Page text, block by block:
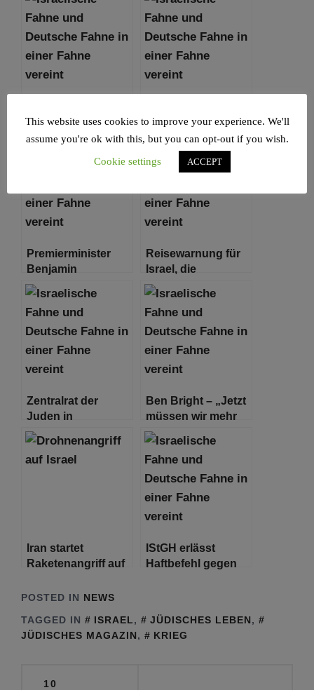
hilflos angesichts
der Ereignisse in
Sie jetzt tun können
verurteilt
„barbarische
Terrorakte in Israel“
Premierminister
Benjamin
Netanjahu trifft US-
Außenminister
Antony Blinken
Reisewarnung für
Israel, die
Palästinensischen
Gebiete und
Libanon
Zentralrat der
Juden in
Deutschland zu
den Äußerungen
des türkischen
Ben Bright – „Jetzt
müssen wir mehr
denn je aufstehen!
Wir schreiben das
Jahr 2023, nicht
1933.“
Iran startet
Raketenangriff auf
IStGH erlässt
Haftbefehl gegen
Kriegsverbrechen
im Gazastreifen
POSTED IN NEWS
TAGGED IN
ISRAEL, JÜDISCHES LEBEN,
JÜDISCHES MAGAZIN, KRIEG
Beitragsnavigation
10
This website uses cookies to improve your experience. We'll
assume you're ok with this, but you can opt-out if you wish.
Cookie settings
ACCEPT